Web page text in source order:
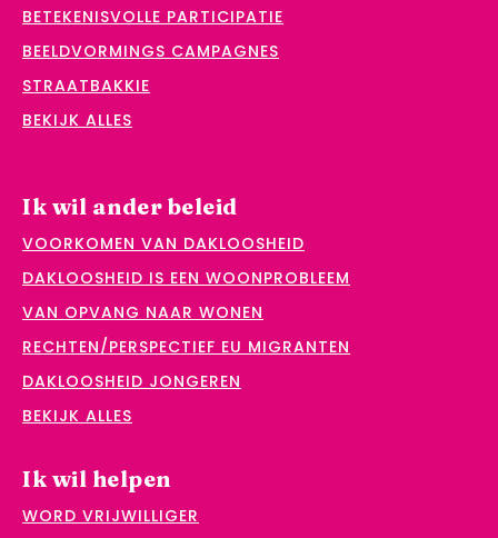
BETEKENISVOLLE PARTICIPATIE
BEELDVORMINGS CAMPAGNES
STRAATBAKKIE
BEKIJK ALLES
Ik wil ander beleid
VOORKOMEN VAN DAKLOOSHEID
DAKLOOSHEID IS EEN WOONPROBLEEM
VAN OPVANG NAAR WONEN
RECHTEN/PERSPECTIEF EU MIGRANTEN
DAKLOOSHEID JONGEREN
BEKIJK ALLES
Ik wil helpen
WORD VRIJWILLIGER